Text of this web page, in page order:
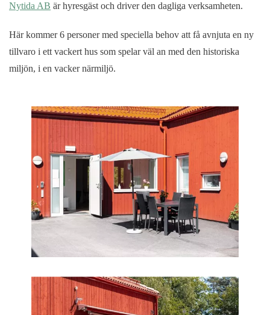
Nytida AB är hyresgäst och driver den dagliga verksamheten.
Här kommer 6 personer med speciella behov att få avnjuta en ny
tillvaro i ett vackert hus som spelar väl an med den historiska
miljön, i en vacker närmiljö.